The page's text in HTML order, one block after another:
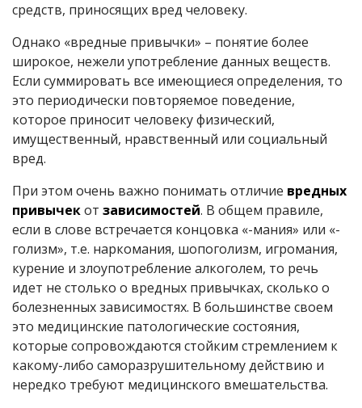
средств, приносящих вред человеку.
Однако «вредные привычки» – понятие более
широкое, нежели употребление данных веществ.
Если суммировать все имеющиеся определения, то
это периодически повторяемое поведение,
которое приносит человеку физический,
имущественный, нравственный или социальный
вред.
При этом очень важно понимать отличие вредных
привычекот зависимостей. В общем правиле,
если в слове встречается концовка «-мания» или «-
голизм», т.е. наркомания, шопоголизм, игромания,
курение и злоупотребление алкоголем, то речь
идет не столько о вредных привычках, сколько о
болезненных зависимостях. В большинстве своем
это медицинские патологические состояния,
которые сопровождаются стойким стремлением к
какому-либо саморазрушительному действию и
нередко требуют медицинского вмешательства.